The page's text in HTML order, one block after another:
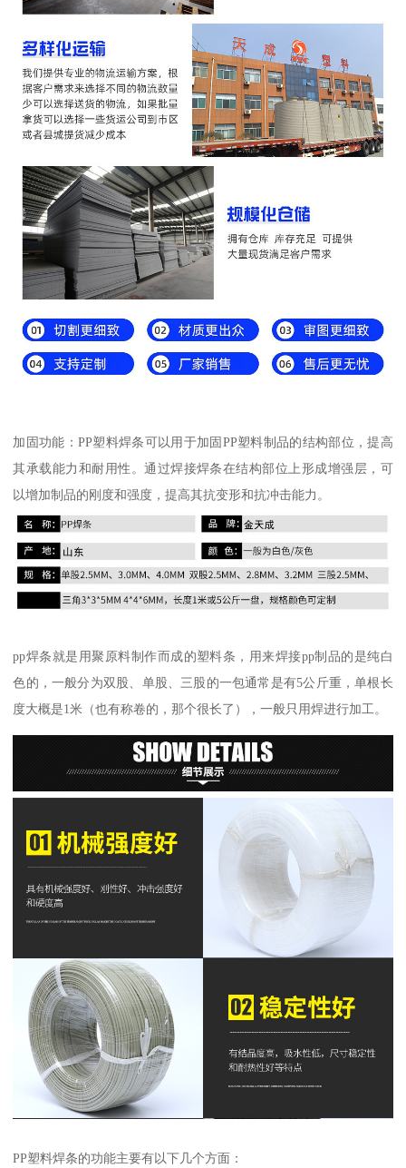
加固功能：PP塑料焊条可以用于加固PP塑料制品的结构部位，提高
其承载能力和耐用性。通过焊接焊条在结构部位上形成增强层，可
以增加制品的刚度和强度，提高其抗变形和抗冲击能力。
pp焊条就是用聚原料制作而成的塑料条，用来焊接pp制品的是纯白
色的，一般分为双股、单股、三股的一包通常是有5公斤重，单根长
度大概是1米（也有称卷的，那个很长了），一般只用焊进行加工。
PP塑料焊条的功能主要有以下几个方面：